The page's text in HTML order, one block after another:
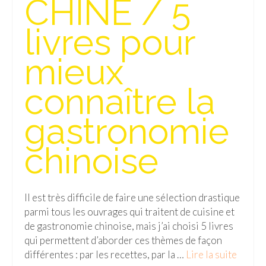
Isla del Sol
Lac Titicaca
Salar d’Uyuni
Chili
Paraguay
Pérou
Machu Picchu
Chine
CHINE / 5
livres pour
mieux
connaître la
gastronomie
chinoise
Il est très difficile de faire une sélection drastique
parmi tous les ouvrages qui traitent de cuisine et
de gastronomie chinoise, mais j’ai choisi 5 livres
qui permettent d’aborder ces thèmes de façon
différentes : par les recettes, par la … Lire la suite­­